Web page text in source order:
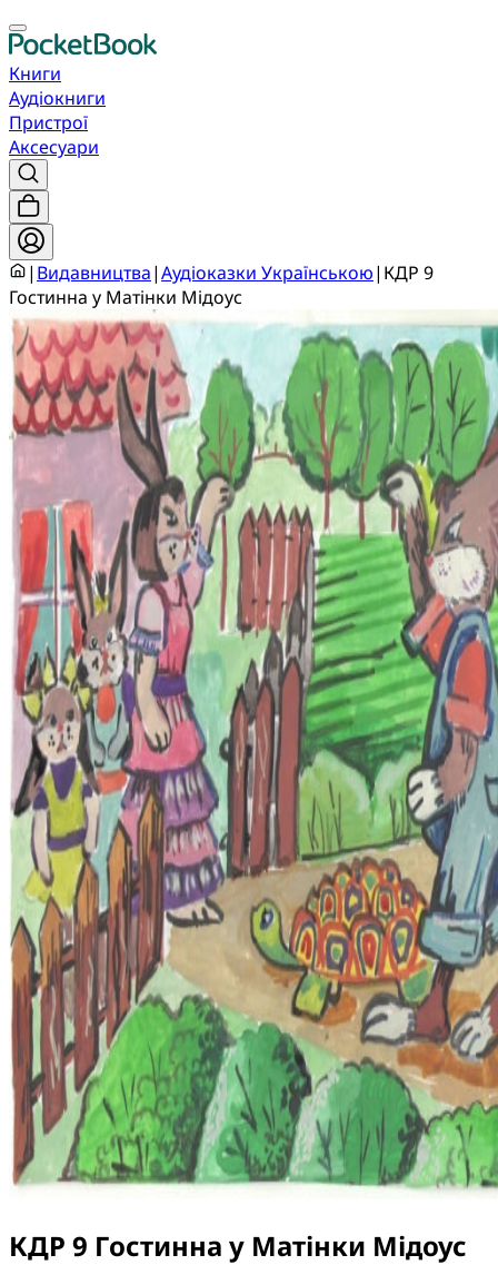
Книги
Аудіокниги
Пристрої
Аксесуари
| Видавництва|Аудіоказки Українською| КДР 9
Гостинна у Матінки Мідоус
КДР 9 Гостинна у Матінки Мідоус